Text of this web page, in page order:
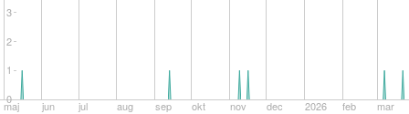
maj jun jul aug sep okt nov dec 2026 feb mar
0
1
2
3